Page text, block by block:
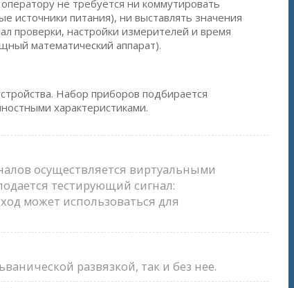
не требуется ни коммутировать
источники питания), ни выставлять значения
проверки, настройки измерителей и время
математический аппарат).
Набор приборов подбирается
характеристиками.
осуществляется виртуальными
тестирующий сигнал:
может использоваться для
развязкой, так и без нее.